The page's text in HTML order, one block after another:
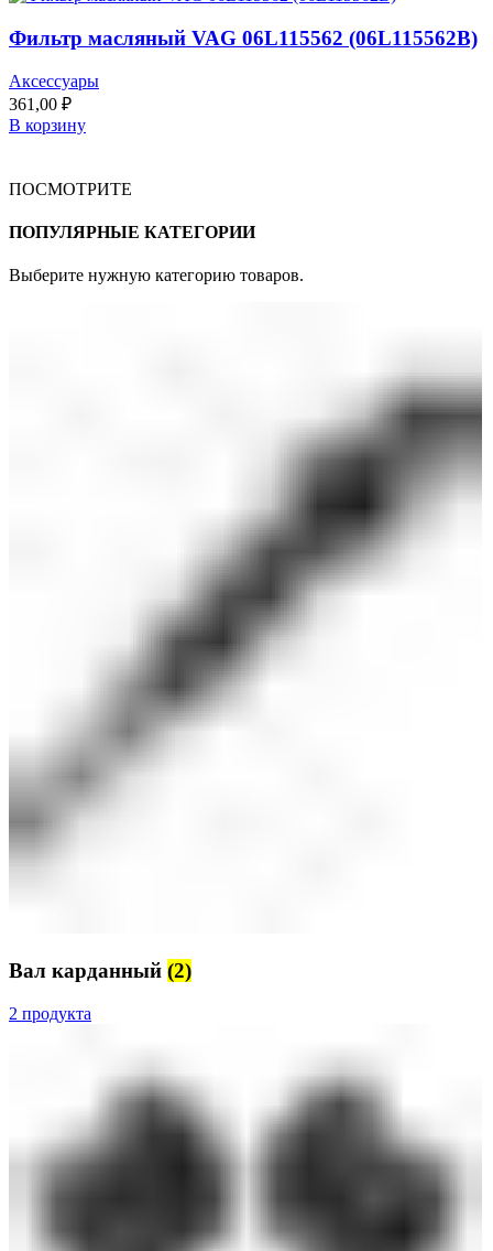
Фильтр масляный VAG 06L115562 (06L115562B)
Аксессуары
361,00 ₽
В корзину
ПОСМОТРИТЕ
ПОПУЛЯРНЫЕ КАТЕГОРИИ
Выберите нужную категорию товаров.
Вал карданный (2)
2 продукта